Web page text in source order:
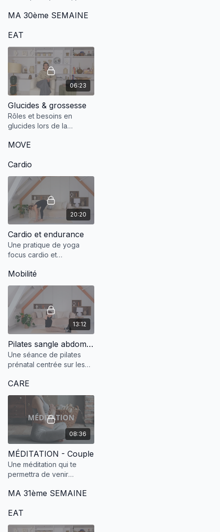
ton bébé, mieux gérer et
MA 30ème SEMAINE
EAT
06:23
Glucides & grossesse
Rôles et besoins en
glucides lors de la
MOVE
Cardio
20:20
Cardio et endurance
Une pratique de yoga
focus cardio et
Mobilité
13:12
Pilates sangle abdominale T3
Une séance de pilates
prénatal centrée sur les
préserver sangle
abdominale et dorsale.
CARE
08:36
MÉDITATION - Couple
Une méditation qui te
permettra de venir
ton ou ta partenaire.
MA 31ème SEMAINE
EAT